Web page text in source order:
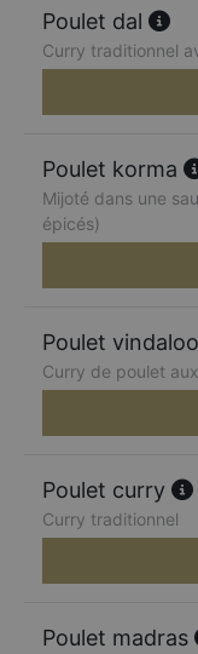
Poulet dal
Curry traditionnel
Poulet korma
Mijoté dans une
épicés)
Poulet vindaloo
Curry de poulet
Poulet curry
Curry traditionnel
Poulet madras